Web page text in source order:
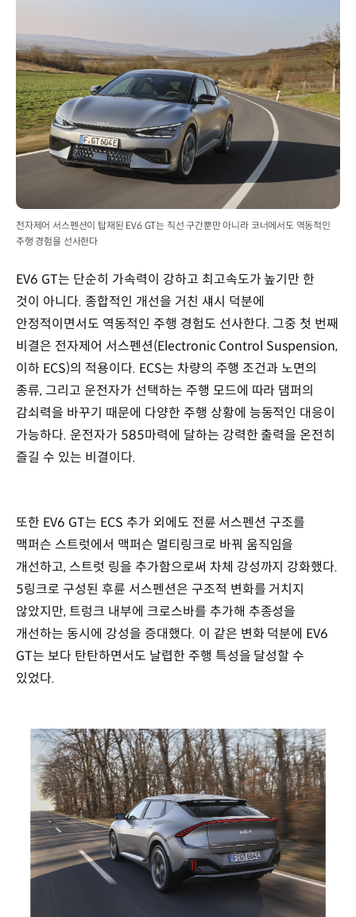
전자제어 서스펜션이 탑재된 EV6 GT는 직선 구간뿐만 아니라 코너에서도 역동적인
주행 경험을 선사한다
EV6 GT는 단순히 가속력이 강하고 최고속도가 높기만 한
것이 아니다. 종합적인 개선을 거친 섀시 덕분에
안정적이면서도 역동적인 주행 경험도 선사한다. 그중 첫 번째
비결은 전자제어 서스펜션(Electronic Control Suspension,
이하 ECS)의 적용이다. ECS는 차량의 주행 조건과 노면의
종류, 그리고 운전자가 선택하는 주행 모드에 따라 댐퍼의
감쇠력을 바꾸기 때문에 다양한 주행 상황에 능동적인 대응이
가능하다. 운전자가 585마력에 달하는 강력한 출력을 온전히
즐길 수 있는 비결이다.
또한 EV6 GT는 ECS 추가 외에도 전륜 서스펜션 구조를
맥퍼슨 스트럿에서 맥퍼슨 멀티링크로 바꿔 움직임을
개선하고, 스트럿 링을 추가함으로써 차체 강성까지 강화했다.
5링크로 구성된 후륜 서스펜션은 구조적 변화를 거치지
않았지만, 트렁크 내부에 크로스바를 추가해 추종성을
개선하는 동시에 강성을 증대했다. 이 같은 변화 덕분에 EV6
GT는 보다 탄탄하면서도 날렵한 주행 특성을 달성할 수
있었다.